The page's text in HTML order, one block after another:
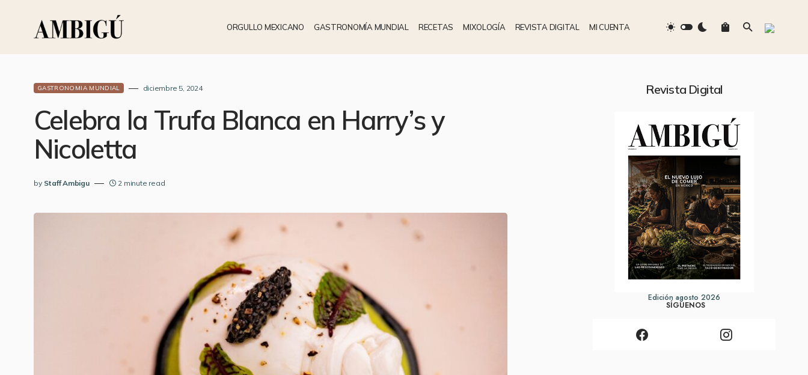
ORGULLO MEXICANO GASTRONOMÍA MUNDIAL RECETAS MIXOLOGÍA REVISTA DIGITAL MI CUENTA
GASTRONOMIA MUNDIAL diciembre 5, 2024
Celebra la Trufa Blanca en Harry’s y
Nicoletta
by Staff Ambigu 2 minute read
Revista Digital
Edición agosto 2026
SÍGUENOS